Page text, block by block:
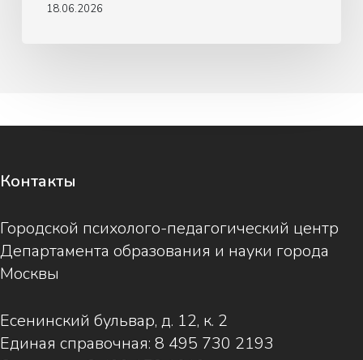
18.06.2026
Контакты
Городской психолого-педагогический центр
Департамента образования и науки города
Москвы
Есенинский бульвар, д. 12, к. 2
Единая справочная: 8 495 730 2193